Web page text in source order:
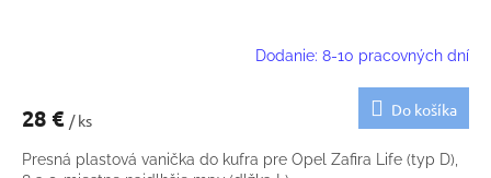
Dodanie: 8-10 pracovných dní
28 € / ks
Do košíka
Presná plastová vanička do kufra pre Opel Zafira Life (typ D),